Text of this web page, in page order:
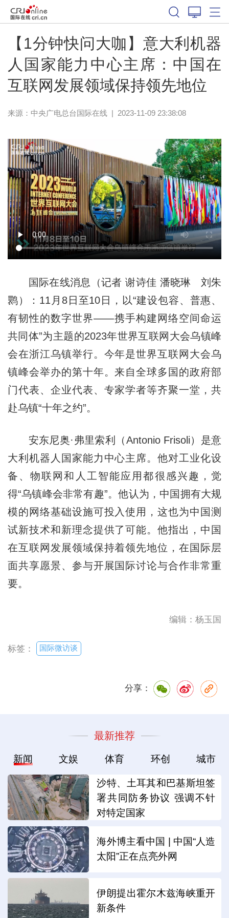
【1分钟快问大咖】意大利机器
人国家能力中心主席：中国在
互联网发展领域保持领先地位
来源：中央广电总台国际在线| 2023-11-09 23:38:08
国际在线消息（记者 谢诗佳 潘晓琳 刘朱
鹮）：11月8日至10日，以“建设包容、普惠、
有韧性的数字世界——携手构建网络空间命运
共同体”为主题的2023年世界互联网大会乌镇峰
会在浙江乌镇举行。今年是世界互联网大会乌
镇峰会举办的第十年。来自全球多国的政府部
门代表、企业代表、专家学者等齐聚一堂，共
赴乌镇“十年之约”。
安东尼奥·弗里索利（Antonio Frisoli）是意
大利机器人国家能力中心主席。他对工业化设
备、物联网和人工智能应用都很感兴趣，觉
得“乌镇峰会非常有趣”。他认为，中国拥有大规
模的网络基础设施可投入使用，这也为中国测
试新技术和新理念提供了可能。他指出，中国
在互联网发展领域保持着领先地位，在国际层
面共享愿景、参与开展国际讨论与合作非常重
要。
编辑：杨玉国
标签： 国际微访谈
分享：
最新推荐
新闻 文娱 体育 环创 城市
沙特、土耳其和巴基斯坦签
署共同防务协议 强调不针
对特定国家
海外博主看中国 | 中国“人造
太阳”正在点亮外网
伊朗提出霍尔木兹海峡重开
新条件